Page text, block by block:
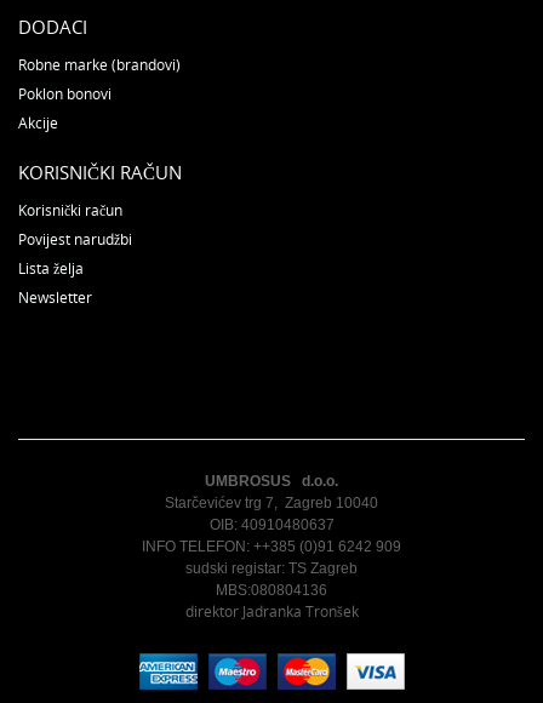
DODACI
Robne marke (brandovi)
Poklon bonovi
Akcije
KORISNIČKI RAČUN
Korisnički račun
Povijest narudžbi
Lista želja
Newsletter
UMBROSUS d.o.o.
Starčevićev trg 7, Zagreb 10040
OIB: 40910480637
INFO TELEFON: ++385 (0)91 6242 909
sudski registar: TS Zagreb
MBS:080804136
direktor Jadranka Tronšek